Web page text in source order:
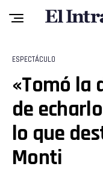
ESPECTÁCULO
«Tomó la
de
lo que
Monti